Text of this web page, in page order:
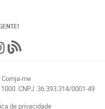
Corrija-me
CNPJ: 36.393.314/0001-49
de privacidade